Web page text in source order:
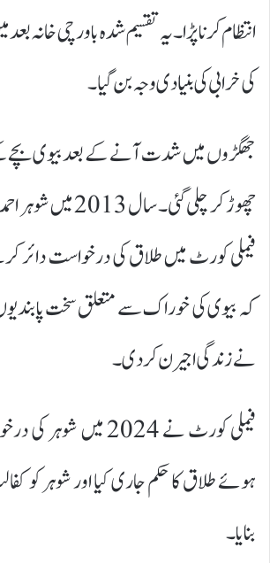
انتظام کرنا پڑا۔ یہ تقسیم شدہ باورچی خانہ
کی خرابی کی بنیادی وجہ بن گیا۔
جھگڑوں میں شدت آنے کے بعد بیوی بچے
چھوڑ کر چلی گئی۔سال
فیملی کورٹ میں طلاق کی درخواست دائر
کہ بیوی کی خوراک سے متعلق سخت
نے زندگی اجیرن کر دی۔
فیملی کورٹ نے 2024
ہوئے طلاق کا حکم جاری کیا اور شوہر کو
بنایا۔